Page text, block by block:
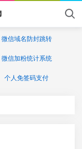
微信域名防封跳转
微信加粉统计系统
个人免签码支付